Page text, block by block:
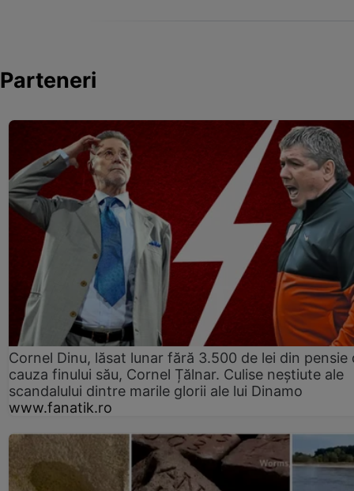
Parteneri
Cornel Dinu, lăsat lunar fără 3.500 de lei din pensie
cauza finului său, Cornel Țălnar. Culise neștiute ale
scandalului dintre marile glorii ale lui Dinamo
www.fanatik.ro